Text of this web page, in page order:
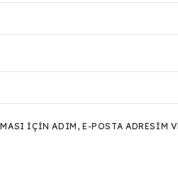
IÇIN ADIM, E-POSTA ADRESIM